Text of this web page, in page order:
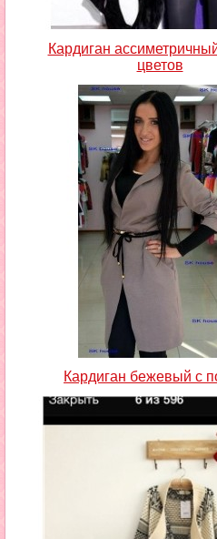
Кардиган
цветов
Кардиган бежевый с